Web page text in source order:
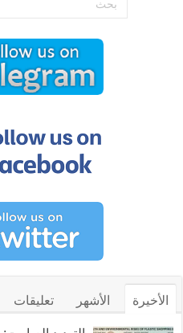
الأخيرة الأشهر تعليقات